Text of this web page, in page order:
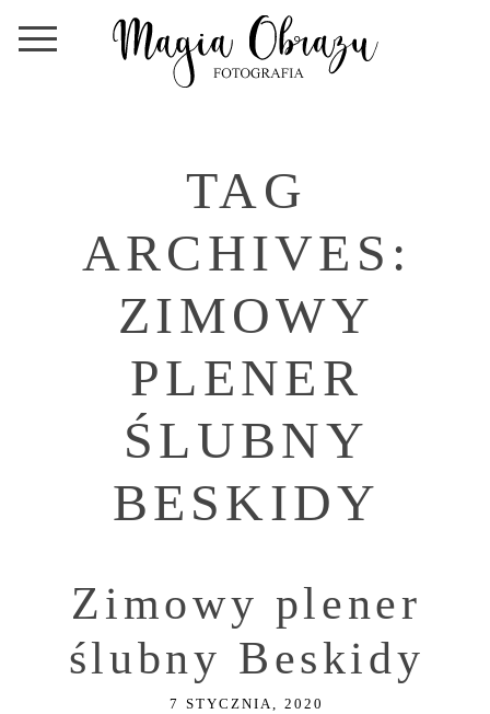
TAG
ARCHIVES:
ZIMOWY
PLENER
ŚLUBNY
BESKIDY
Zimowy plener
ślubny Beskidy
7 STYCZNIA, 2020